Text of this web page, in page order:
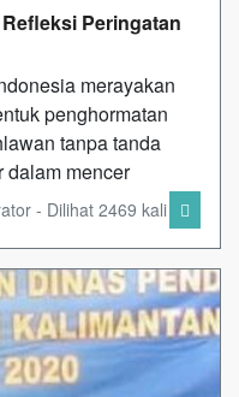
Peringatan
merayakan
penghormatan
tanpa tanda
dalam mencer
- Dilihat 2469 kali